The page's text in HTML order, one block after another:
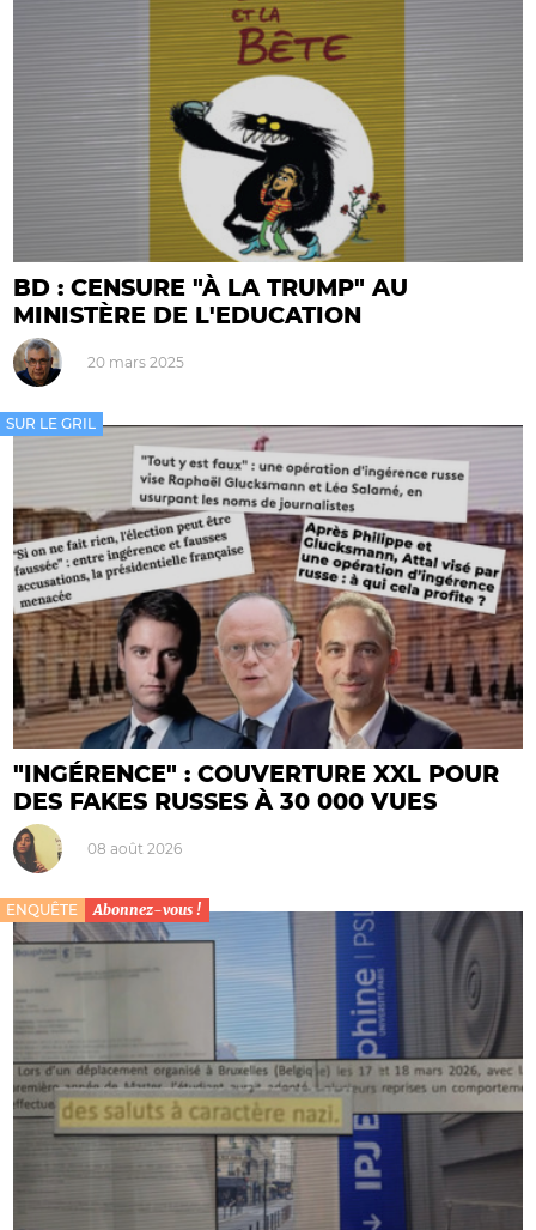
BD : CENSURE "À LA TRUMP" AU
MINISTÈRE DE L'EDUCATION
20 mars 2025
SUR LE GRIL
"INGÉRENCE" : COUVERTURE XXL POUR
DES FAKES RUSSES À 30 000 VUES
08 août 2026
ENQUÊTE Abonnez-vous !